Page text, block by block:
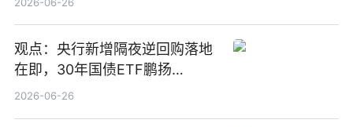
观点：央行新增隔夜逆回购落地
在即，30年国债ETF鹏扬
(511090) 盘中小幅上涨
2026-06-26